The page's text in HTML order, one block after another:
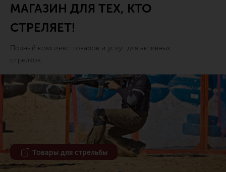
МАГАЗИН ДЛЯ ТЕХ, КТО
СТРЕЛЯЕТ!
Полный комплекс товаров и услуг для активных
стрелков.
Товары для стрельбы